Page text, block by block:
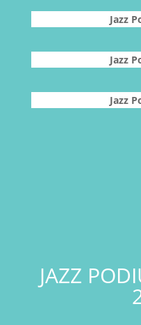
Jazz
Jazz
Jazz
JAZZ